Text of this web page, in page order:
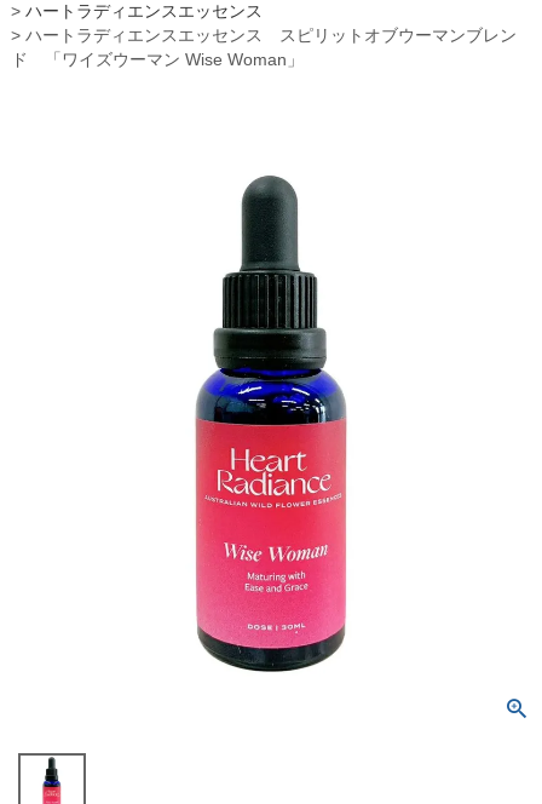
ハートラディエンスエッセンス
ハートラディエンスエッセンス スピリットオブウーマンブレン
ド 「ワイズウーマン Wise Woman」